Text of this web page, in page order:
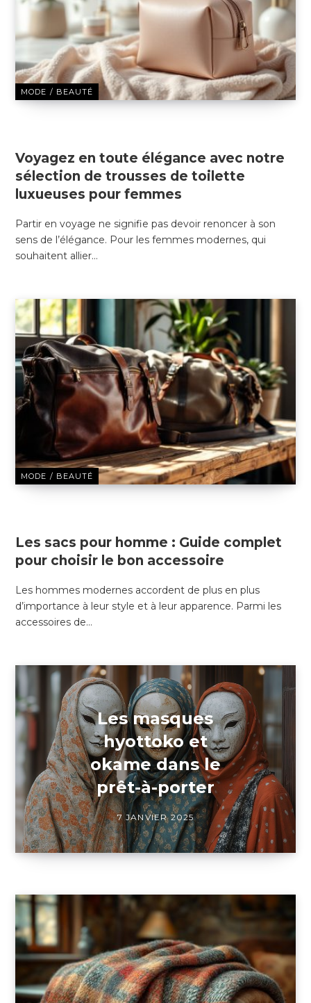
MODE / BEAUTÉ
Voyagez en toute élégance avec notre
sélection de trousses de toilette
luxueuses pour femmes
Partir en voyage ne signifie pas devoir renoncer à son
sens de l’élégance. Pour les femmes modernes, qui
souhaitent allier…
MODE / BEAUTÉ
Les sacs pour homme : Guide complet
pour choisir le bon accessoire
Les hommes modernes accordent de plus en plus
d’importance à leur style et à leur apparence. Parmi les
accessoires de…
Les masques
hyottoko et
okame dans le
prêt-à-porter
7 JANVIER 2025